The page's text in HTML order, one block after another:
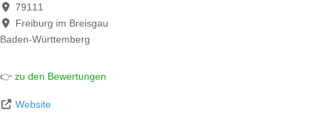
79111
Freiburg im Breisgau
Baden-Württemberg
👉 zu den Bewertungen
Website